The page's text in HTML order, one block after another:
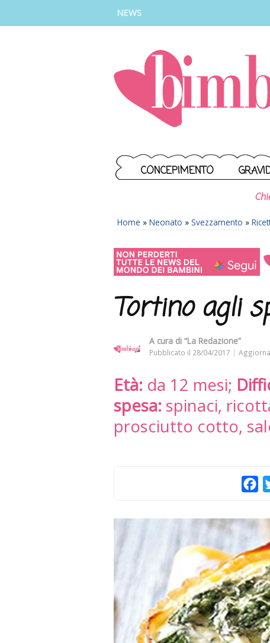
NEWS
CONCEPIMENTO
Home » Neonato » Svezzamento »
Tortino agli
A cura di “La Redazione”
Pubblicato il 28/04/2017
Età: da 12 mesi;
spesa: spinaci,
prosciutto cotto,